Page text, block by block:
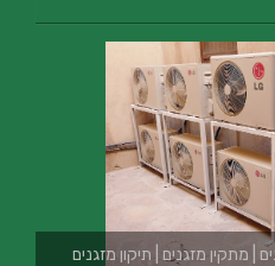
| מתקין מזגנים | תיקון מזגנים